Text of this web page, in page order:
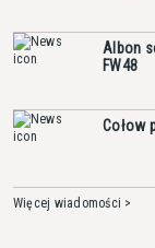
Albon
FW48
Cołow
Więcej wiadomości >